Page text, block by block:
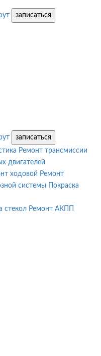
записаться
записаться
Ремонт трансмиссии
двигателей
ходовой Ремонт
системы
Покраска
стекол Ремонт АКПП